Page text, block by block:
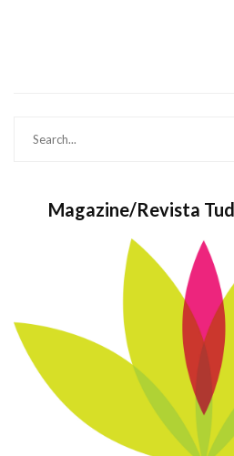
Magazine/Revista